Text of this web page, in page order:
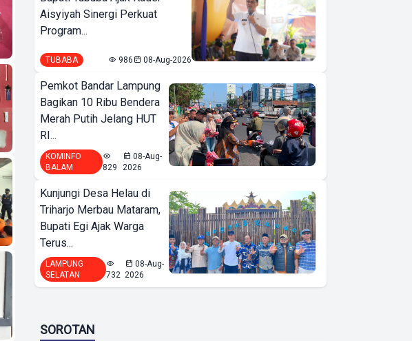
Aisyiyah Sinergi Perkuat
Program...
TUBABA 986 08-Aug-2026
Pemkot Bandar Lampung
Bagikan 10 Ribu Bendera
Merah Putih Jelang HUT
RI...
KOMINFO
BALAM
829
08-Aug-
2026
Kunjungi Desa Helau di
Triharjo Merbau Mataram,
Bupati Egi Ajak Warga
Terus...
LAMPUNG
SELATAN
732
08-Aug-
2026
SOROTAN